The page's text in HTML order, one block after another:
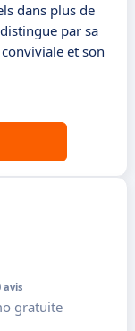
dans plus de
par sa
et son
avis
gratuite